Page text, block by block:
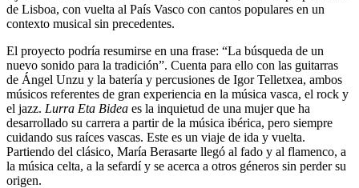
de Lisboa, con vuelta al País Vasco con cantos populares en un
contexto musical sin precedentes.
El proyecto podría resumirse en una frase: “La búsqueda de un
nuevo sonido para la tradición”. Cuenta para ello con las guitarras
de Ángel Unzu y la batería y percusiones de Igor Telletxea, ambos
músicos referentes de gran experiencia en la música vasca, el rock y
el jazz. Lurra Eta Bidea es la inquietud de una mujer que ha
desarrollado su carrera a partir de la música ibérica, pero siempre
cuidando sus raíces vascas. Este es un viaje de ida y vuelta.
Partiendo del clásico, María Berasarte llegó al fado y al flamenco, a
la música celta, a la sefardí y se acerca a otros géneros sin perder su
origen.